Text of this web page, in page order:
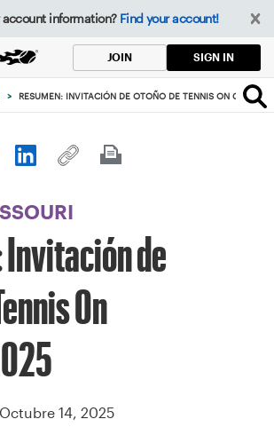
information? Find your account!
JOIN SIGN IN
> RESUMEN: INVITACIÓN DE OTOÑO DE TENNIS ON
Invitación de
On
Octubre 14, 2025